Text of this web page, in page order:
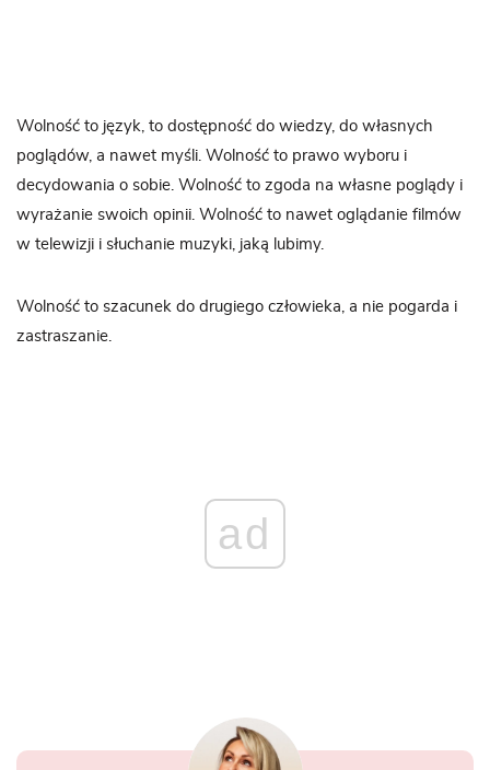
Wolność to język, to dostępność do wiedzy, do własnych
poglądów, a nawet myśli. Wolność to prawo wyboru i
decydowania o sobie. Wolność to zgoda na własne poglądy i
wyrażanie swoich opinii. Wolność to nawet oglądanie filmów
w telewizji i słuchanie muzyki, jaką lubimy.
Wolność to szacunek do drugiego człowieka, a nie pogarda i
zastraszanie.
ad